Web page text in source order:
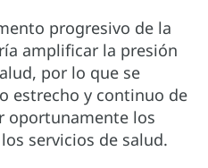
progresivo de la
amplificar la presión
por lo que se
estrecho y continuo de
oportunamente los
servicios de salud.